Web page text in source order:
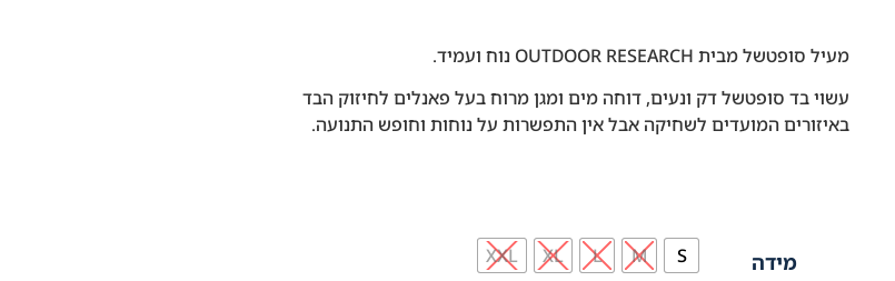
מעיל סופטשל מבית OUTDOOR RESEARCH נוח ועמיד.
עשוי בד סופטשל דק ונעים, דוחה מים ומגן מרוח בעל פאנלים לחיזוק הבד
באיזורים המועדים לשחיקה אבל אין התפשרות על נוחות וחופש התנועה.
מידה S
M
L
XL
XXL